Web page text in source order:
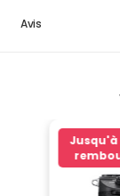
Avis
Jusqu'à